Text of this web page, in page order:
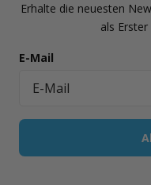
Erhalte die neuesten
als
E-Mail